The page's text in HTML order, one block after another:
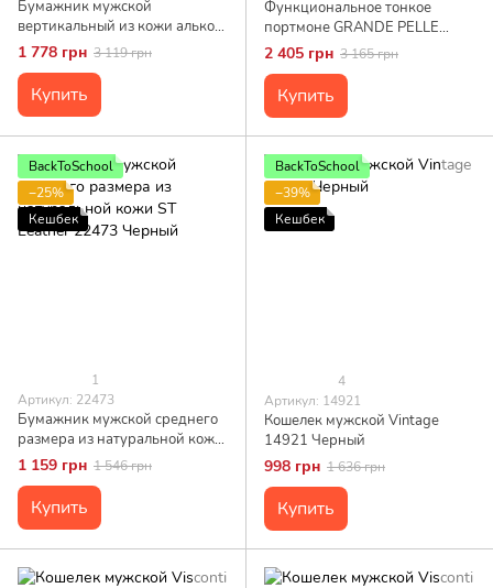
Бумажник мужской
вертикальный из кожи алькор
SHVIGEL 16204 Черный
1 778 грн 3 119 грн
Купить
Функциональное тонкое
портмоне GRANDE PELLE
11323 Синее
2 405 грн 3 165 грн
Купить
BackToSchool
−25%
Кешбек
1
Артикул: 22473
Бумажник мужской среднего
размера из натуральной кожи
ST Leather 22473 Черный
1 159 грн 1 546 грн
Купить
BackToSchool
−39%
Кешбек
4
Артикул: 14921
Кошелек мужской Vintage
14921 Черный
998 грн 1 636 грн
Купить